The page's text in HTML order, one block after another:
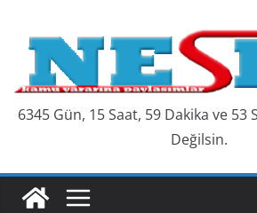
content
6345 Gün, 15 Saat, 59 Dakika ve 54
Değilsin.